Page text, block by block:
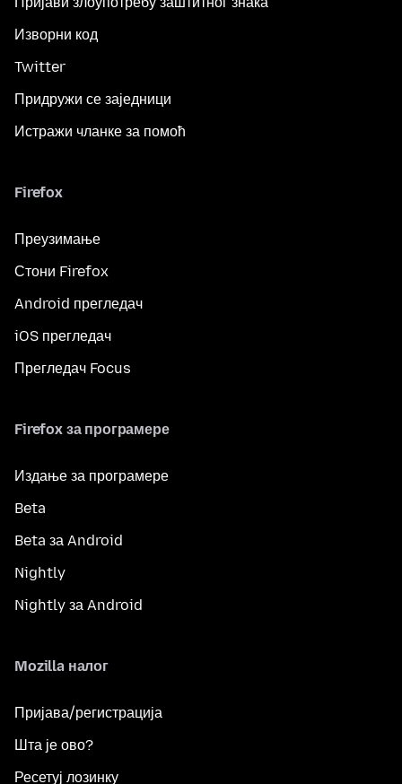
Изворни код
Twitter
Придружи се заједници
Истражи чланке за помоћ
Firefox
Преузимање
Стони Firefox
Android прегледач
iOS прегледач
Прегледач Focus
Firefox за програмере
Издање за програмере
Beta
Beta за Android
Nightly
Nightly за Android
Mozilla налог
Пријава/регистрација
Шта је ово?
Ресетуј лозинку